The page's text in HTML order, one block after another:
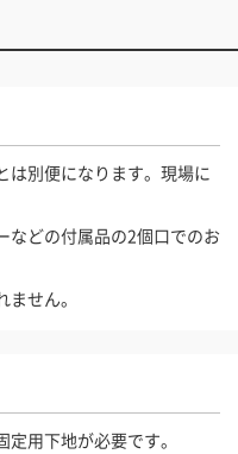
は別便になります。現場に
などの付属品の2個口でのお
せん。
用下地が必要です。